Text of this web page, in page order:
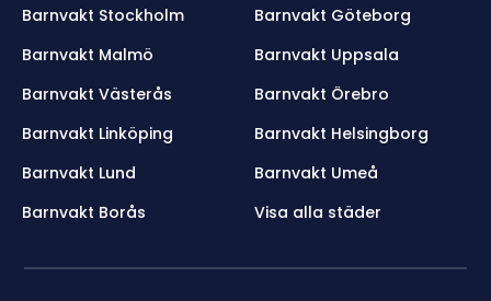
Barnvakt Stockholm
Barnvakt Göteborg
Barnvakt Malmö
Barnvakt Uppsala
Barnvakt Västerås
Barnvakt Örebro
Barnvakt Linköping
Barnvakt Helsingborg
Barnvakt Lund
Barnvakt Umeå
Barnvakt Borås
Visa alla städer